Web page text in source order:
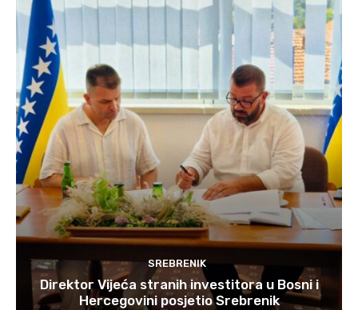
SREBRENIK
Direktor Vijeća stranih investitora u Bosni i
Hercegovini posjetio Srebrenik